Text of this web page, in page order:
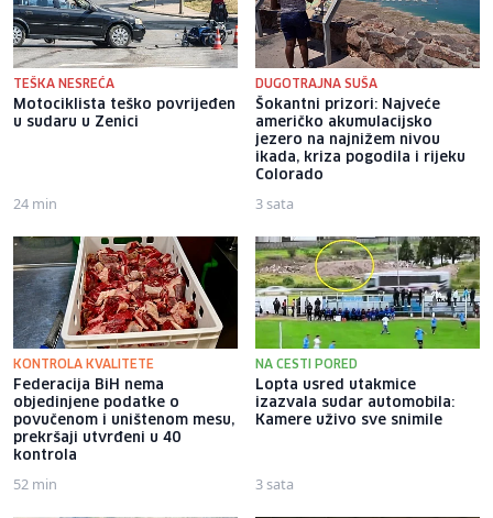
TEŠKA NESREĆA
Motociklista teško povrijeđen
u sudaru u Zenici
24 min
DUGOTRAJNA SUŠA
Šokantni prizori: Najveće
američko akumulacijsko
jezero na najnižem nivou
ikada, kriza pogodila i rijeku
Colorado
3 sata
KONTROLA KVALITETE
Federacija BiH nema
objedinjene podatke o
povučenom i uništenom mesu,
prekršaji utvrđeni u 40
kontrola
52 min
NA CESTI PORED
Lopta usred utakmice
izazvala sudar automobila:
Kamere uživo sve snimile
3 sata